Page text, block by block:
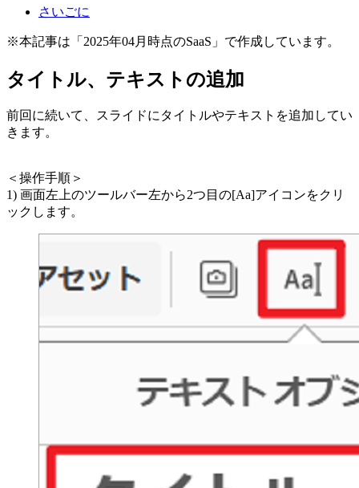
さいごに
※本記事は「2025年04月時点のSaaS」で作成しています。
タイトル、テキストの追加
前回に続いて、スライドにタイトルやテキストを追加してい
きます。
＜操作手順＞
1) 画面左上のツールバー左から2つ目の[Aa]アイコンをクリ
ックします。